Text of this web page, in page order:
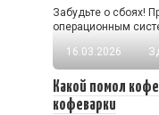
Забудьте о сбоях!
операционным
16.03.2026
Какой помол
кофеварки